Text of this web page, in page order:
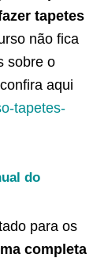
tapetes
não fica
sobre o
confira aqui
tapetes-
do
para os
completa